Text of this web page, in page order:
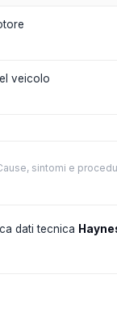
veicolo
sintomi e
dati tecnica